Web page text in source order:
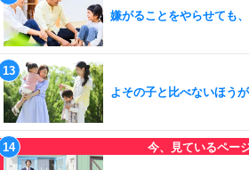
嫌がることをやらせても
よその子と比べないほうが